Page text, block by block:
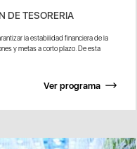
DE TESORERIA
la estabilidad financiera de la
y metas a corto plazo. De esta
Ver programa